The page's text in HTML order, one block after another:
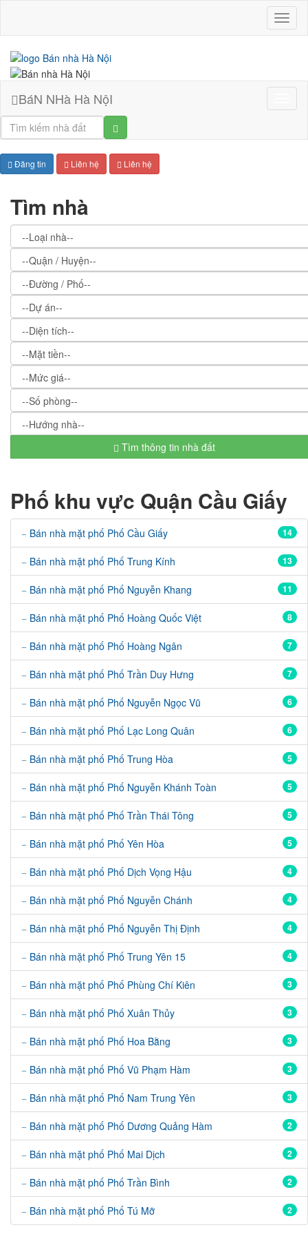
BáN
NHà
NHà
NộI
BáN NHà Hà NộI
Đăng tin Liên hệ Liên hệ
Tìm nhà
Tìm thông tin nhà đất
Phố khu vực Quận Cầu Giấy
14
Bán nhà mặt phố Phố Cầu Giấy
13
Bán nhà mặt phố Phố Trung Kính
11
Bán nhà mặt phố Phố Nguyễn Khang
8
Bán nhà mặt phố Phố Hoàng Quốc Việt
7
Bán nhà mặt phố Phố Hoàng Ngân
7
Bán nhà mặt phố Phố Trần Duy Hưng
6
Bán nhà mặt phố Phố Nguyễn Ngọc Vũ
6
Bán nhà mặt phố Phố Lạc Long Quân
5
Bán nhà mặt phố Phố Trung Hòa
5
Bán nhà mặt phố Phố Nguyễn Khánh Toàn
5
Bán nhà mặt phố Phố Trần Thái Tông
5
Bán nhà mặt phố Phố Yên Hòa
4
Bán nhà mặt phố Phố Dịch Vọng Hậu
4
Bán nhà mặt phố Phố Nguyễn Chánh
4
Bán nhà mặt phố Phố Nguyễn Thị Định
4
Bán nhà mặt phố Phố Trung Yên 15
3
Bán nhà mặt phố Phố Phùng Chí Kiên
3
Bán nhà mặt phố Phố Xuân Thủy
3
Bán nhà mặt phố Phố Hoa Bằng
3
Bán nhà mặt phố Phố Vũ Phạm Hàm
3
Bán nhà mặt phố Phố Nam Trung Yên
2
Bán nhà mặt phố Phố Dương Quảng Hàm
2
Bán nhà mặt phố Phố Mai Dịch
2
Bán nhà mặt phố Phố Trần Bình
2
Bán nhà mặt phố Phố Tú Mỡ